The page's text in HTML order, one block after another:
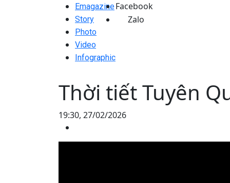
Emagazine
Story
Photo
Video
Infographic
Facebook
Zalo
Thời tiết Tuyên
19:30, 27/02/2026